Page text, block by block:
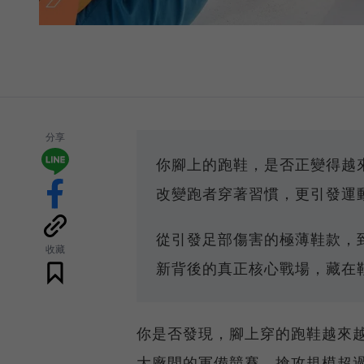
分享
收藏
你腳上的跑鞋，是否正變得
改變跑者穿著習慣，更引發
從引發足部傷害的極薄鞋款
新背後的真正核心戰場，藏
你是否發現，腳上穿的跑鞋越來